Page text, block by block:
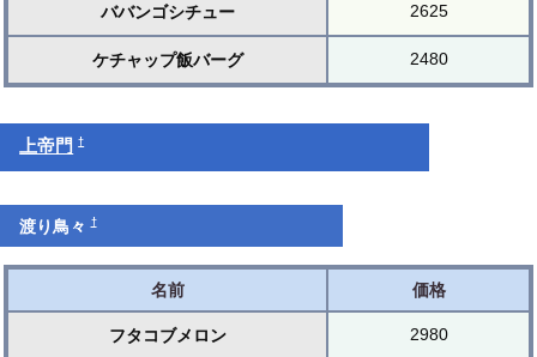
ババンゴシチュー 2625
ケチャップ飯バーグ 2480
上帝門 †
渡り鳥々†
名前 価格
フタコブメロン 2980